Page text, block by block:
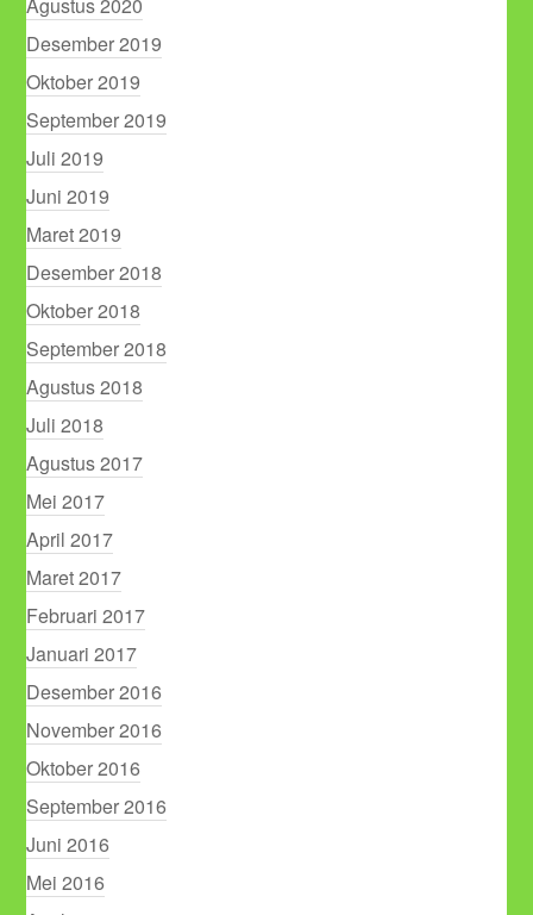
Desember 2019
Oktober 2019
September 2019
Juli 2019
Juni 2019
Maret 2019
Desember 2018
Oktober 2018
September 2018
Agustus 2018
Juli 2018
Agustus 2017
Mei 2017
April 2017
Maret 2017
Februari 2017
Januari 2017
Desember 2016
November 2016
Oktober 2016
September 2016
Juni 2016
Mei 2016